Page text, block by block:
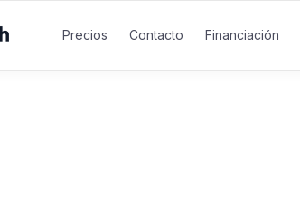
Precios Contacto Financiación